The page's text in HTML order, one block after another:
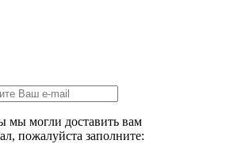
мы могли доставить вам
пожалуйста заполните: